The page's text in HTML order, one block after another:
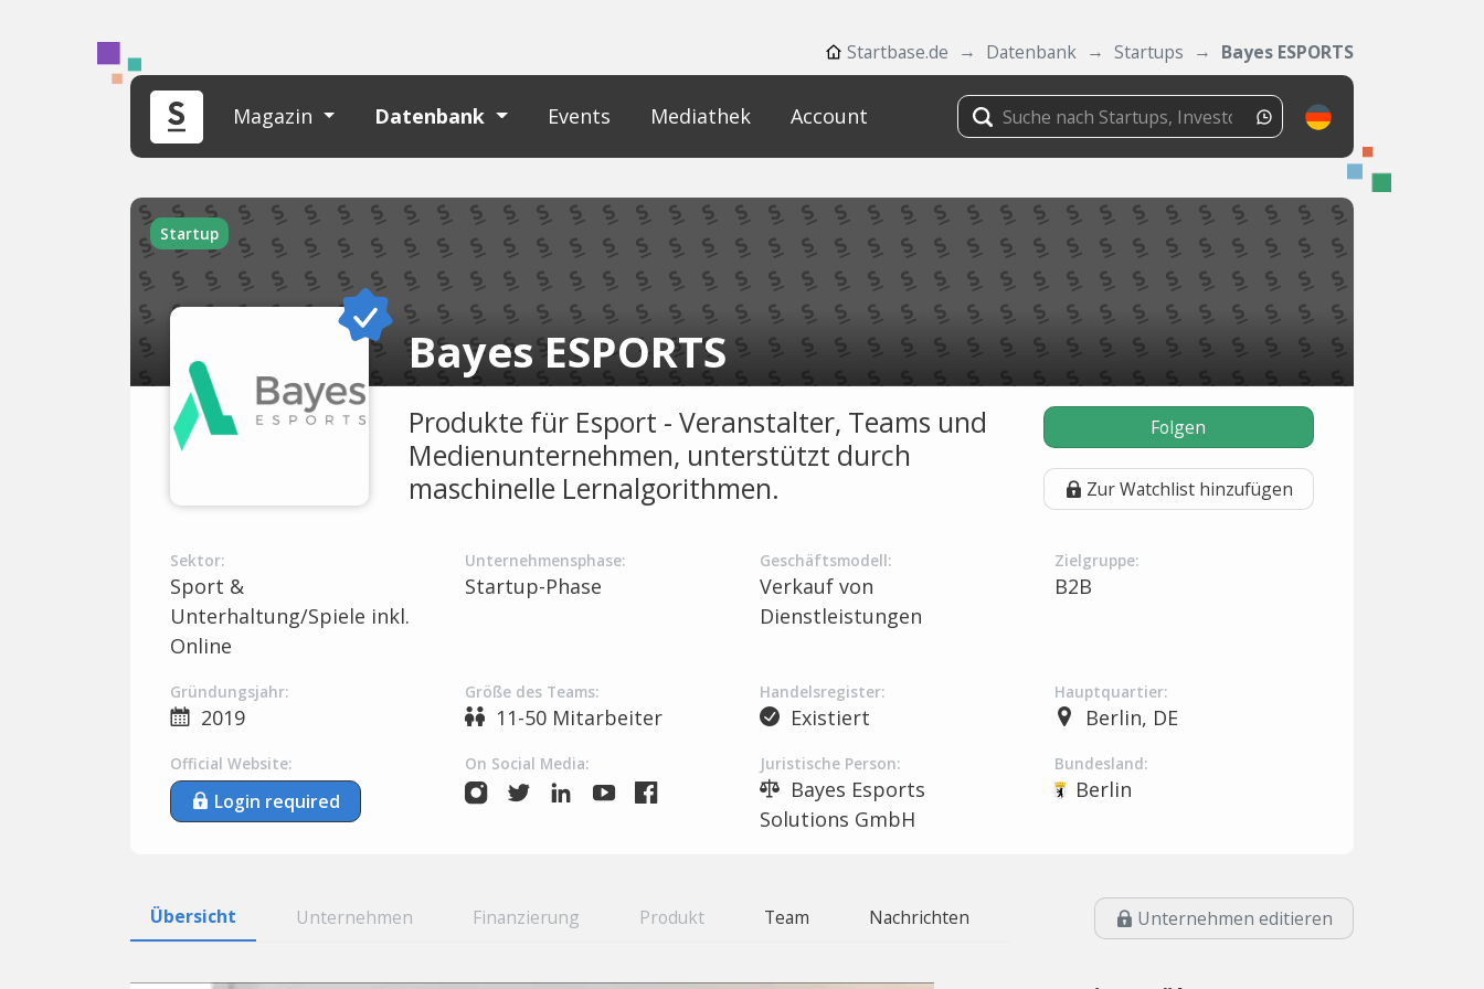
Startbase.de Datenbank Startups Bayes ESPORTS
Magazin Datenbank Events Mediathek Account
Startup
Bayes ESPORTS
Produkte für Esport - Veranstalter, Teams und
Medienunternehmen, unterstützt durch
maschinelle Lernalgorithmen.
Folgen
Zur Watchlist hinzufügen
Sektor:
Sport &
Unterhaltung/Spiele inkl.
Online
Unternehmensphase:
Startup-Phase
Geschäftsmodell:
Verkauf von
Dienstleistungen
Zielgruppe:
B2B
Gründungsjahr:
2019
Größe des Teams:
11-50 Mitarbeiter
Handelsregister:
Existiert
Hauptquartier:
Berlin, DE
Official Website:
Login required
On Social Media: Juristische Person:
Bayes Esports
Solutions GmbH
Bundesland:
Berlin
Übersicht Unternehmen Finanzierung Produkt Team Nachrichten Unternehmen editieren